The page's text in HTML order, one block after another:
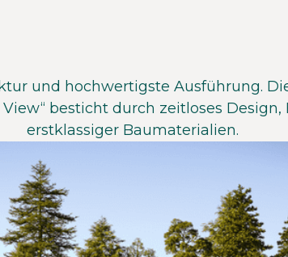
und hochwertigste Ausführung.
View“ besticht durch zeitloses Design,
erstklassiger Baumaterialien.